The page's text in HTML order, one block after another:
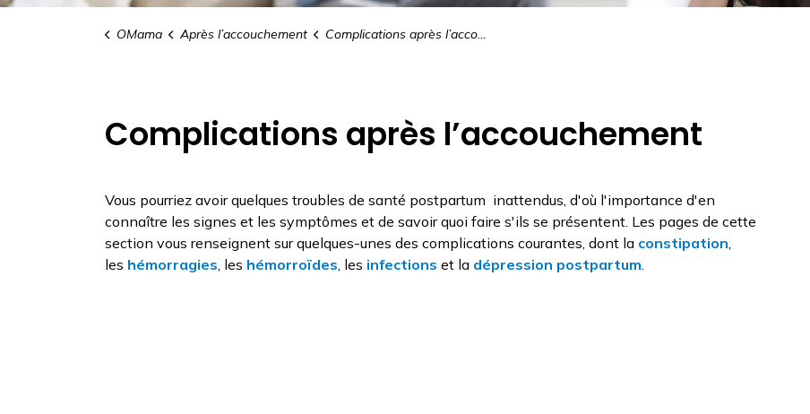
OMama Après l’accouchement Complications après l’accouchement
Complications après l’accouchement
Vous pourriez avoir quelques troubles de santé postpartum inattendus, d'où l'importance d'en
connaître les signes et les symptômes et de savoir quoi faire s'ils se présentent. Les pages de cette
section vous renseignent sur quelques-unes des complications courantes, dont la constipation,
les hémorragies, les hémorroïdes, les infections et la dépression postpartum.